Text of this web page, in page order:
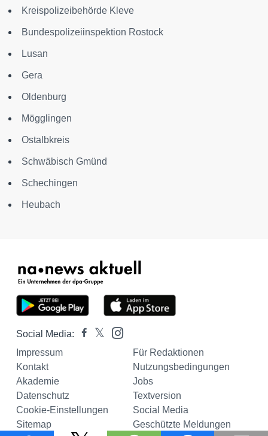
Kreispolizeibehörde Kleve
Bundespolizeiinspektion Rostock
Lusan
Gera
Oldenburg
Mögglingen
Ostalbkreis
Schwäbisch Gmünd
Schechingen
Heubach
Social Media:
Impressum
Für Redaktionen
Kontakt
Nutzungsbedingungen
Akademie
Jobs
Datenschutz
Textversion
Cookie-Einstellungen
Social Media
Sitemap
Geschützte Meldungen